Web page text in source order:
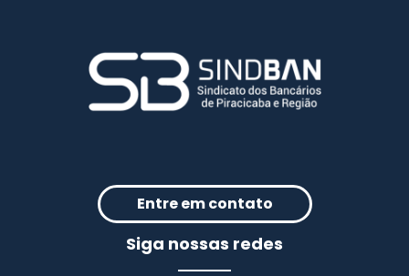
Entre em contato
Siga nossas redes